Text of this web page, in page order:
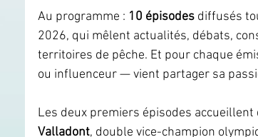
Au programme : 10 épisodes diffusés
2026, qui mêlent actualités, débats,
territoires de pêche. Et pour chaque
ou influenceur — vient partager sa
Les deux premiers épisodes accueillent
Valladont, double vice-champion